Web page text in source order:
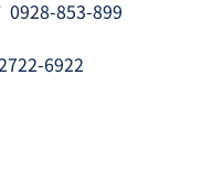
0928-853-899
6922